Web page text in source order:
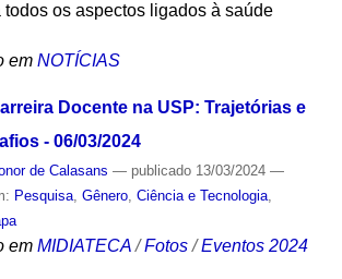
todos os aspectos ligados à saúde
em NOTÍCIAS
Docente na USP: Trajetórias e
- 06/03/2024
de Calasans — publicado13/03/2024 —
Pesquisa, Gênero, Ciência e Tecnologia,
em MIDIATECA /Fotos /Eventos 2024